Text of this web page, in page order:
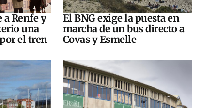
Renfe y
una
el tren
El BNG exige la puesta en
marcha de un bus directo a
Covas y Esmelle